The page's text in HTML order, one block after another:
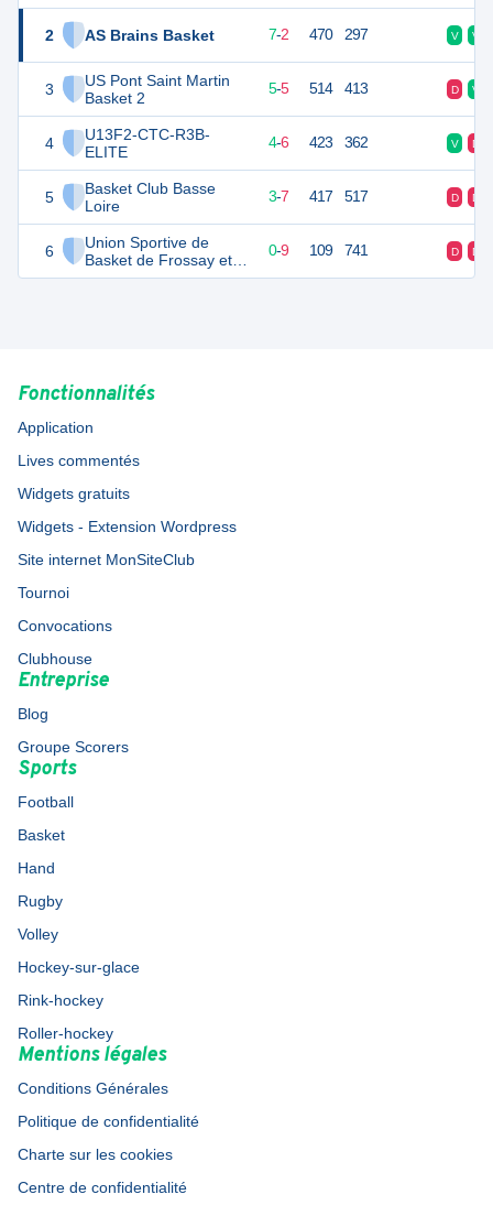
2 AS Brains Basket
3
US Pont Saint Martin
Basket 2
4
U13F2-CTC-R3B-
ELITE
5
Basket Club Basse
Loire
6
Union Sportive de
Basket de Frossay et
Saint-Viaud
16 7-2 470 297 V V
15 10 5-5 514 413 D V
14 4-6 423 362 V D
13 3-7 417 517 D D
9 0-9 109 741 D D
Fonctionnalités
Application
Lives commentés
Widgets gratuits
Widgets - Extension Wordpress
Site internet MonSiteClub
Tournoi
Convocations
Clubhouse
Entreprise
Blog
Groupe Scorers
Sports
Football
Basket
Hand
Rugby
Volley
Hockey-sur-glace
Rink-hockey
Roller-hockey
Mentions légales
Conditions Générales
Politique de confidentialité
Charte sur les cookies
Centre de confidentialité